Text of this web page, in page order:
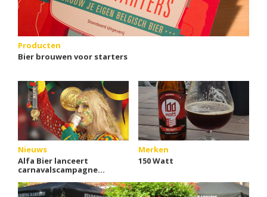
Producten
Bier brouwen voor starters
Nieuws
Alfa Bier lanceert
carnavalscampagne
Merken
150 Watt